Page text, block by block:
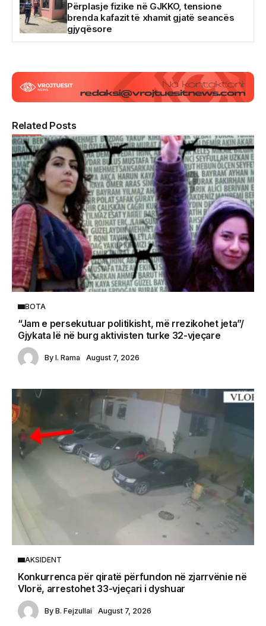
Përplasje fizike në GJKKO, tensione
brenda kafazit të xhamit gjatë seancës
gjyqësore
Related Posts
BOTA
“Jam e persekutuar politikisht, më rrezikohet jeta”/
Gjykata lë në burg aktivisten turke 32-vjeçare
By I. Rama August 7, 2026
AKSIDENT
Konkurrenca për qiratë përfundon në zjarrvënie në
Vlorë, arrestohet 33-vjeçari i dyshuar
By B. Fejzullai August 7, 2026